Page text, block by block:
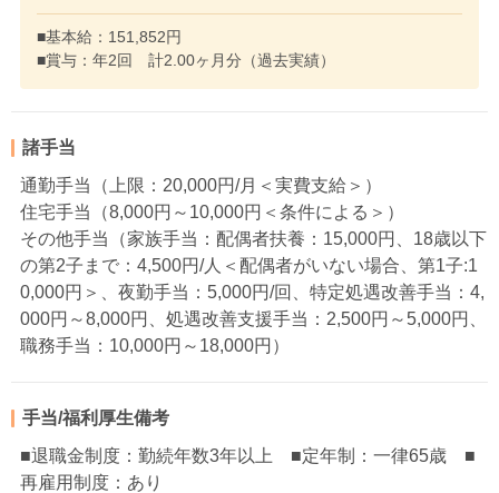
■基本給：151,852円
■賞与：年2回 計2.00ヶ月分（過去実績）
諸手当
通勤手当（上限：20,000円/月＜実費支給＞）
住宅手当（8,000円～10,000円＜条件による＞）
その他手当（家族手当：配偶者扶養：15,000円、18歳以下
の第2子まで：4,500円/人＜配偶者がいない場合、第1子:1
0,000円＞、夜勤手当：5,000円/回、特定処遇改善手当：4,
000円～8,000円、処遇改善支援手当：2,500円～5,000円、
職務手当：10,000円～18,000円）
手当/福利厚生備考
■退職金制度：勤続年数3年以上 ■定年制：一律65歳 ■
再雇用制度：あり